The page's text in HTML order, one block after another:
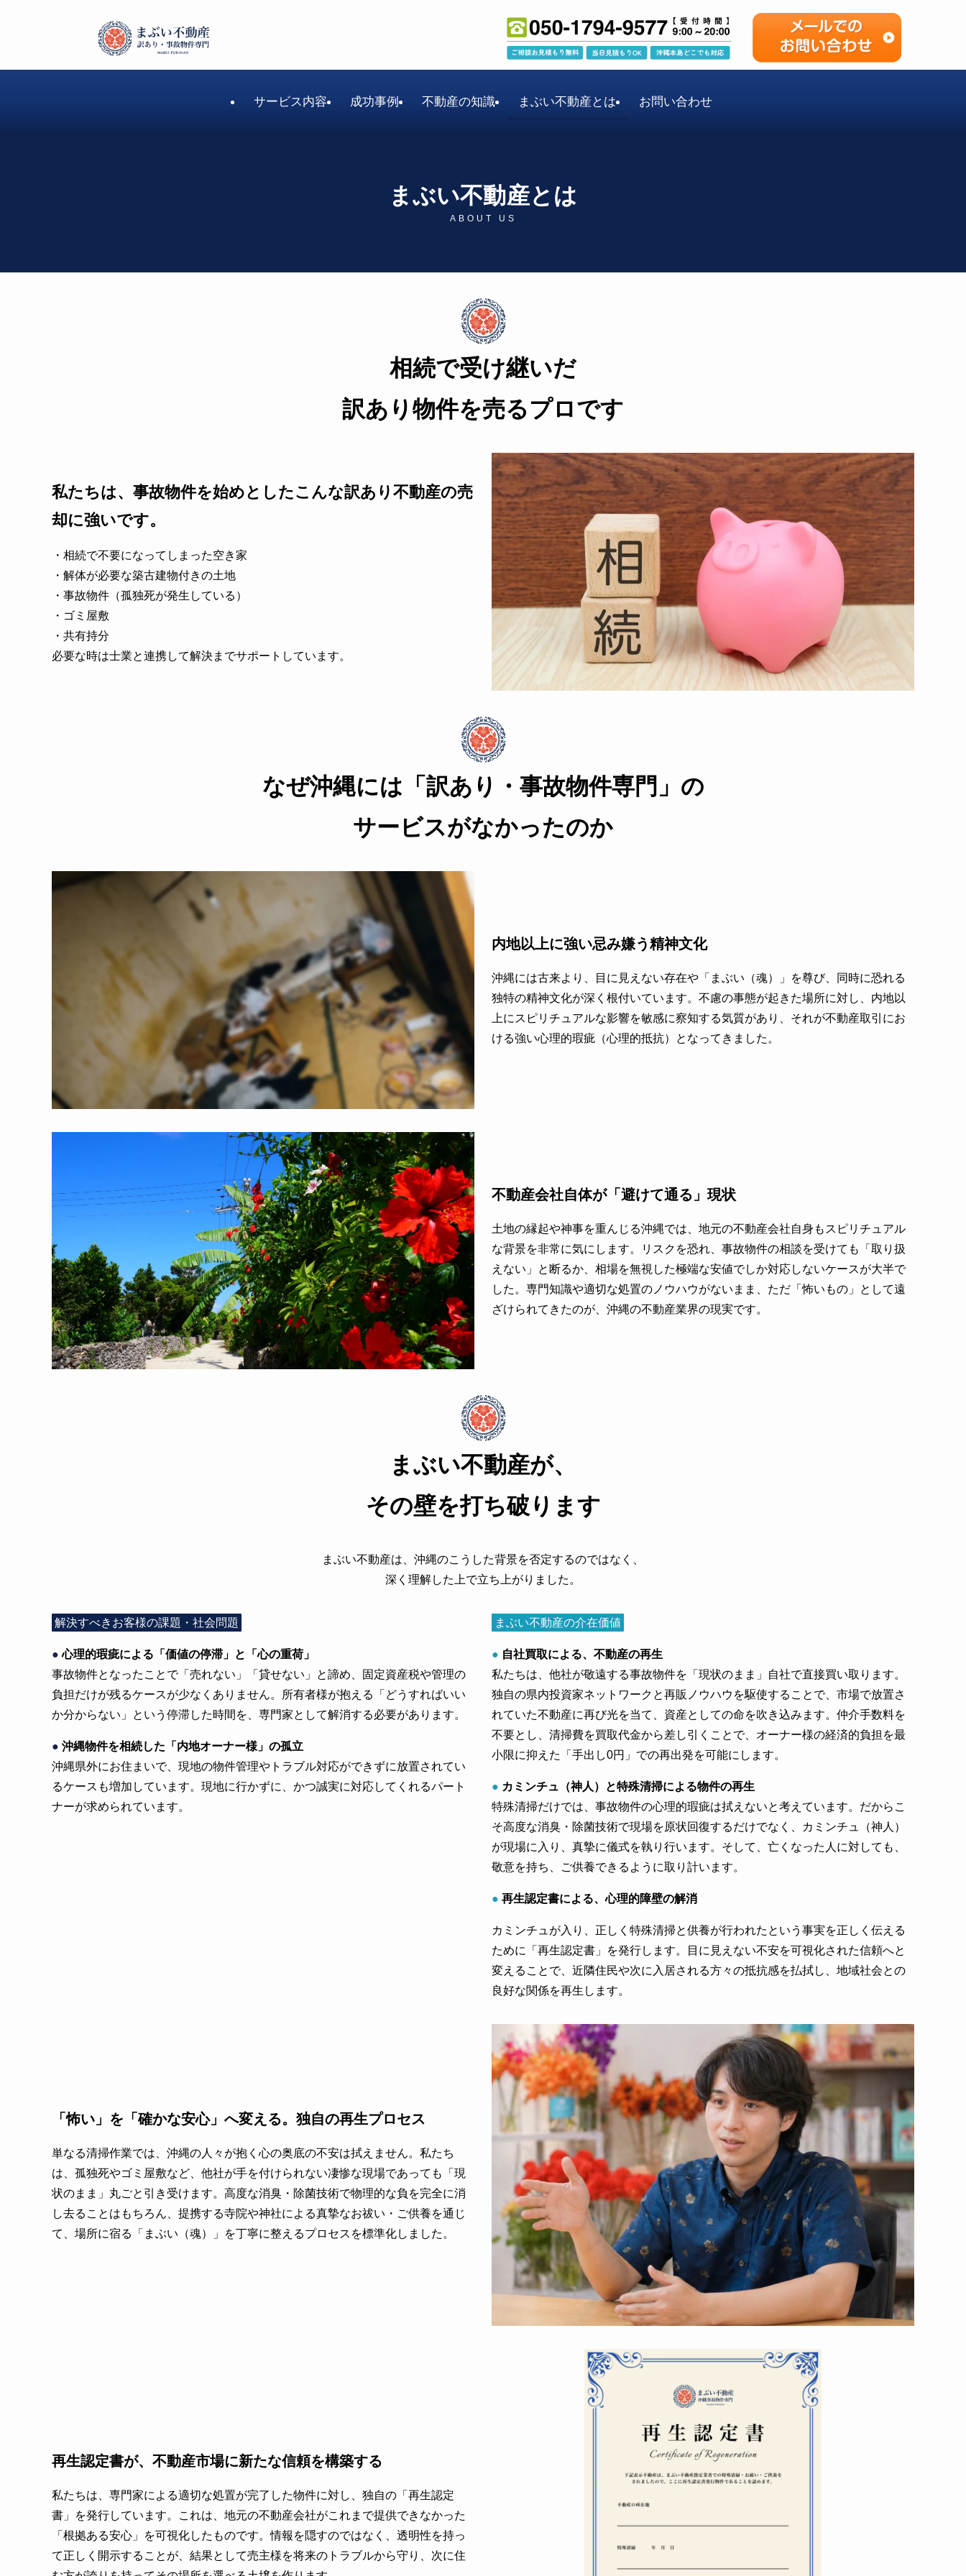
サービス内容 成功事例 不動産の知識 まぶい不動産とは お問い合わせ
まぶい不動産とは
ABOUT US
相続で受け継いだ
訳あり物件を売るプロです
私たちは、事故物件を始めとしたこんな訳あり不動産の売
却に強いです。
・相続で不要になってしまった空き家
・解体が必要な築古建物付きの土地
・事故物件（孤独死が発生している）
・ゴミ屋敷
・共有持分
必要な時は士業と連携して解決までサポートしています。
なぜ沖縄には「訳あり・事故物件専門」の
サービスがなかったのか
内地以上に強い忌み嫌う精神文化
沖縄には古来より、目に見えない存在や「まぶい（魂）」を尊び、同時に恐れる
独特の精神文化が深く根付いています。不慮の事態が起きた場所に対し、内地以
上にスピリチュアルな影響を敏感に察知する気質があり、それが不動産取引にお
ける強い心理的瑕疵（心理的抵抗）となってきました。
不動産会社自体が「避けて通る」現状
土地の縁起や神事を重んじる沖縄では、地元の不動産会社自身もスピリチュアル
な背景を非常に気にします。リスクを恐れ、事故物件の相談を受けても「取り扱
えない」と断るか、相場を無視した極端な安値でしか対応しないケースが大半で
した。専門知識や適切な処置のノウハウがないまま、ただ「怖いもの」として遠
ざけられてきたのが、沖縄の不動産業界の現実です。
まぶい不動産が、
その壁を打ち破ります
まぶい不動産は、沖縄のこうした背景を否定するのではなく、
深く理解した上で立ち上がりました。
解決すべきお客様の課題・社会問題
● 心理的瑕疵による「価値の停滞」と「心の重荷」
事故物件となったことで「売れない」「貸せない」と諦め、固定資産税や管理の
負担だけが残るケースが少なくありません。所有者様が抱える「どうすればいい
か分からない」という停滞した時間を、専門家として解消する必要があります。
● 沖縄物件を相続した「内地オーナー様」の孤立
沖縄県外にお住まいで、現地の物件管理やトラブル対応ができずに放置されてい
るケースも増加しています。現地に行かずに、かつ誠実に対応してくれるパート
ナーが求められています。
まぶい不動産の介在価値
● 自社買取による、不動産の再生
私たちは、他社が敬遠する事故物件を「現状のまま」自社で直接買い取ります。
独自の県内投資家ネットワークと再販ノウハウを駆使することで、市場で放置さ
れていた不動産に再び光を当て、資産としての命を吹き込みます。仲介手数料を
不要とし、清掃費を買取代金から差し引くことで、オーナー様の経済的負担を最
小限に抑えた「手出し0円」での再出発を可能にします。
● カミンチュ（神人）と特殊清掃による物件の再生
特殊清掃だけでは、事故物件の心理的瑕疵は拭えないと考えています。だからこ
そ高度な消臭・除菌技術で現場を原状回復するだけでなく、カミンチュ（神人）
が現場に入り、真摯に儀式を執り行います。そして、亡くなった人に対しても、
敬意を持ち、ご供養できるように取り計います。
● 再生認定書による、心理的障壁の解消
カミンチュが入り、正しく特殊清掃と供養が行われたという事実を正しく伝える
ために「再生認定書」を発行します。目に見えない不安を可視化された信頼へと
変えることで、近隣住民や次に入居される方々の抵抗感を払拭し、地域社会との
良好な関係を再生します。
「怖い」を「確かな安心」へ変える。独自の再生プロセス
単なる清掃作業では、沖縄の人々が抱く心の奥底の不安は拭えません。私たち
は、孤独死やゴミ屋敷など、他社が手を付けられない凄惨な現場であっても「現
状のまま」丸ごと引き受けます。高度な消臭・除菌技術で物理的な負を完全に消
し去ることはもちろん、提携する寺院や神社による真摯なお祓い・ご供養を通じ
て、場所に宿る「まぶい（魂）」を丁寧に整えるプロセスを標準化しました。
再生認定書が、不動産市場に新たな信頼を構築する
私たちは、専門家による適切な処置が完了した物件に対し、独自の「再生認定
書」を発行しています。これは、地元の不動産会社がこれまで提供できなかった
「根拠ある安心」を可視化したものです。情報を隠すのではなく、透明性を持っ
て正しく開示することが、結果として売主様を将来のトラブルから守り、次に住